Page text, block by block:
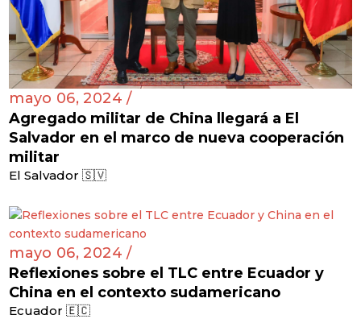
mayo 06, 2024 /
Agregado militar de China llegará a El
Salvador en el marco de nueva cooperación
militar
El Salvador 🇸🇻
mayo 06, 2024 /
Reflexiones sobre el TLC entre Ecuador y
China en el contexto sudamericano
Ecuador 🇪🇨